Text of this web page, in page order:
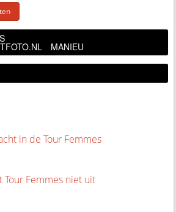
MANIEU
in de Tour Femmes
Femmes niet uit